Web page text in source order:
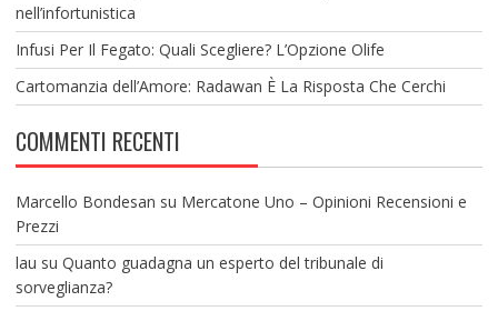
nell’infortunistica
Infusi Per Il Fegato: Quali Scegliere? L’Opzione Olife
Cartomanzia dell’Amore: Radawan È La Risposta Che Cerchi
COMMENTI RECENTI
Marcello Bondesan su Mercatone Uno – Opinioni Recensioni e
Prezzi
lau su Quanto guadagna un esperto del tribunale di
sorveglianza?